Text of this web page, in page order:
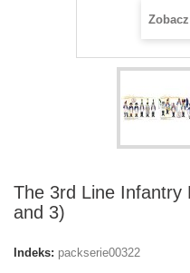
The 3rd Line Infantry
and 3)
Indeks: packserie00322